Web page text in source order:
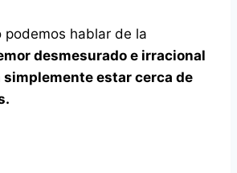
podemos hablar de la
desmesurado e irracional
simplemente estar cerca de